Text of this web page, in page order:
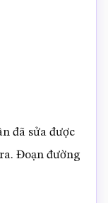
đã sửa được
Đoạn đường